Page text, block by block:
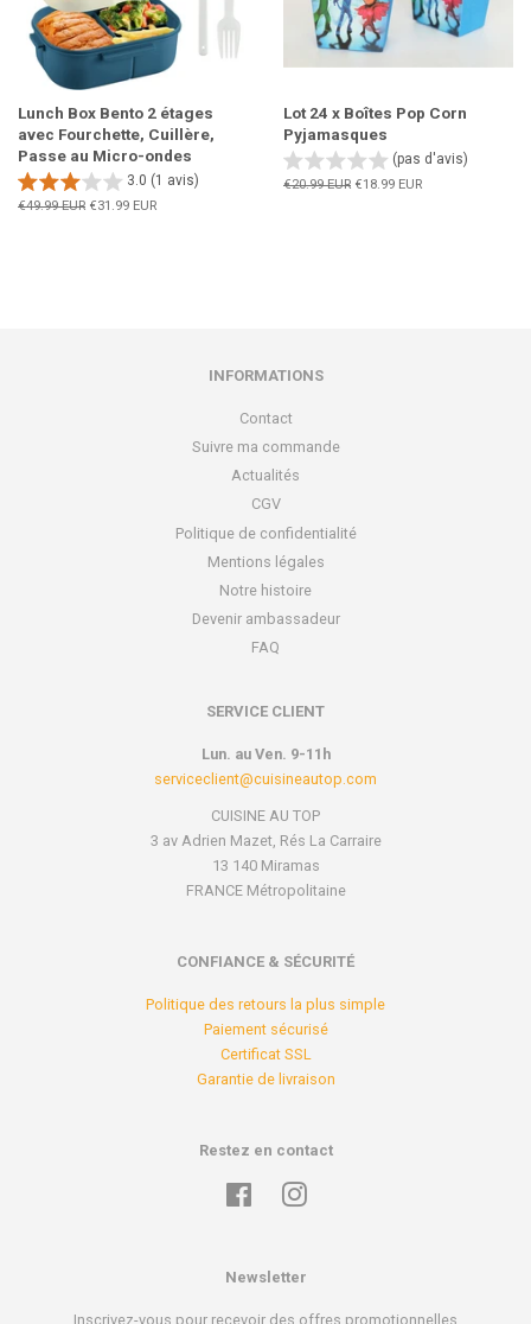
Lunch Box Bento 2 étages
avec Fourchette, Cuillère,
Passe au Micro-ondes
3.0 (1 avis)
Prix
€49.99 EUR Prix
€31.99 EUR
Lot 24 x Boîtes Pop Corn
Pyjamasques
(pas d'avis)
Prix
€20.99 EUR Prix
€18.99 EUR
INFORMATIONS
Contact
Suivre ma commande
Actualités
CGV
Politique de confidentialité
Mentions légales
Notre histoire
Devenir ambassadeur
FAQ
SERVICE CLIENT
Lun. au Ven. 9-11h
serviceclient@cuisineautop.com
CUISINE AU TOP
3 av Adrien Mazet, Rés La Carraire
13 140 Miramas
FRANCE Métropolitaine
CONFIANCE & SÉCURITÉ
Politique des retours la plus simple
Paiement sécurisé
Certificat SSL
Garantie de livraison
Restez en contact
FacebookInstagram
Newsletter
Inscrivez-vous pour recevoir des offres promotionnelles